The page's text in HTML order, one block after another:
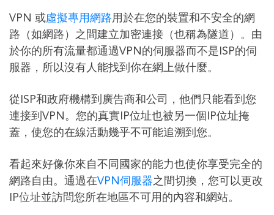
VPN 或虛擬專用網路用於在您的裝置和不安全的網
路（如網路）之間建立加密連接（也稱為隧道）。由
於你的所有流量都通過VPN的伺服器而不是ISP的伺
服器，所以沒有人能找到你在網上做什麼。
從ISP和政府機構到廣告商和公司，他們只能看到您
連接到VPN。您的真實IP位址也被另一個IP位址掩
蓋，使您的在線活動幾乎不可能追溯到您。
看起來好像你來自不同國家的能力也使你享受完全的
網路自由。通過在VPN伺服器之間切換，您可以更改
IP位址並訪問您所在地區不可用的內容和網站。